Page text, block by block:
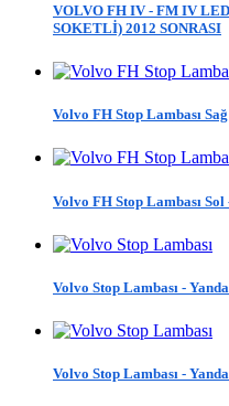
VOLVO FH IV - FM IV
SOKETLİ) 2012 SONRASI
Volvo FH Stop Lambası
Volvo FH Stop Lambası Sol
Volvo Stop Lambası -
Volvo Stop Lambası -